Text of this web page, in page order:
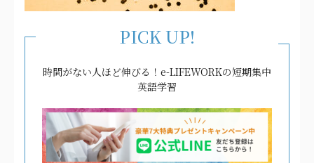
PICK UP!
時間がない人ほど伸びる！e-LIFEWORKの短期集中
英語学習